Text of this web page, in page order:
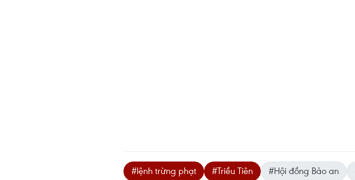
#lệnh trừng phạt #Triều Tiên #Hội đồng Bảo an